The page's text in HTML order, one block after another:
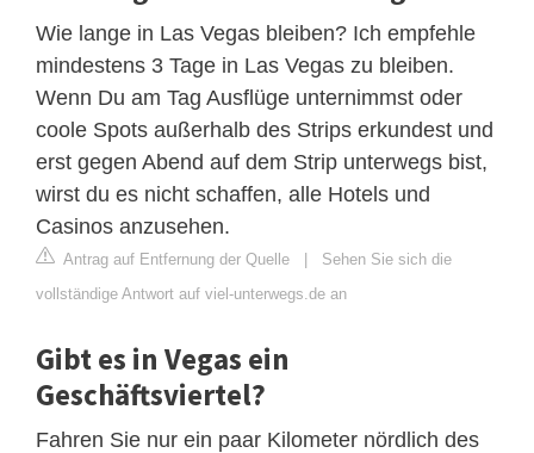
Wie lange in Las Vegas bleiben? Ich empfehle
mindestens 3 Tage in Las Vegas zu bleiben.
Wenn Du am Tag Ausflüge unternimmst oder
coole Spots außerhalb des Strips erkundest und
erst gegen Abend auf dem Strip unterwegs bist,
wirst du es nicht schaffen, alle Hotels und
Casinos anzusehen.
Antrag auf Entfernung der Quelle | Sehen Sie sich die
vollständige Antwort auf viel-unterwegs.de an
Gibt es in Vegas ein
Geschäftsviertel?
Fahren Sie nur ein paar Kilometer nördlich des